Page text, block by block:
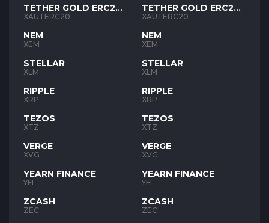
TETHER GOLD ERC20
XAUT
XAUTERC20
NEM
XEM
STELLAR
XLM
RIPPLE
XRP
TEZOS
XTZ
VERGE
XVG
YEARN FINANCE
YFI
ZCASH
ZEC
TETHER GOLD ERC20
XAUT
XAUTERC20
NEM
XEM
STELLAR
XLM
RIPPLE
XRP
TEZOS
XTZ
VERGE
XVG
YEARN FINANCE
YFI
ZCASH
ZEC